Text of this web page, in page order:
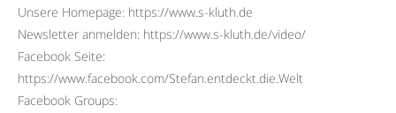
Unsere Homepage: https://www.s-kluth.de
Newsletter anmelden: https://www.s-kluth.de/video/
Facebook Seite:
https://www.facebook.com/Stefan.entdeckt.die.Welt
Facebook Groups: